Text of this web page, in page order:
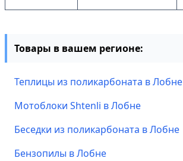
Товары в вашем регионе:
Теплицы из поликарбоната в Лобне
Мотоблоки Shtenli в Лобне
Беседки из поликарбоната в Лобне
Бензопилы в Лобне